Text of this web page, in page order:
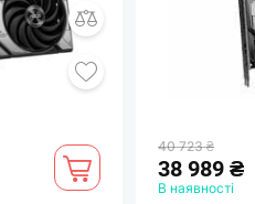
40 723 ₴
38 989 ₴
В наявності